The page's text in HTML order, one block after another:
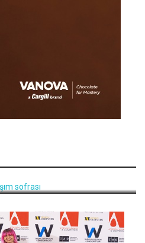
paylaşım sofrası